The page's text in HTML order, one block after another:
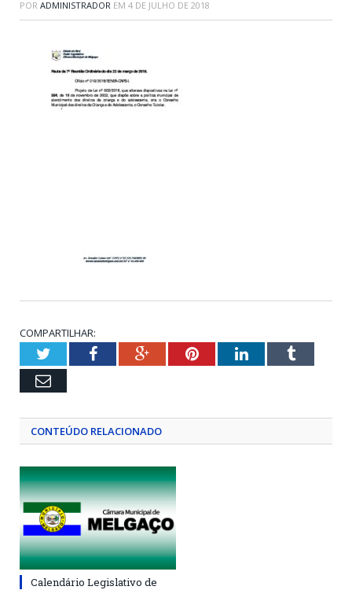
POR ADMINISTRADOR EM 4 DE JULHO DE 2018
COMPARTILHAR:
TwitterFacebookGoogle+PinterestLinkedInTumblr
Email
CONTEÚDO RELACIONADO
Calendário Legislativo de